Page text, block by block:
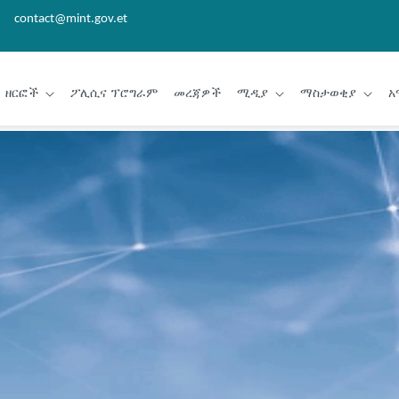
contact@mint.gov.et
ዘርፎች ፖሊሲና ፕሮግራም መረጃዎች ሚዲያ ማስታወቂያ